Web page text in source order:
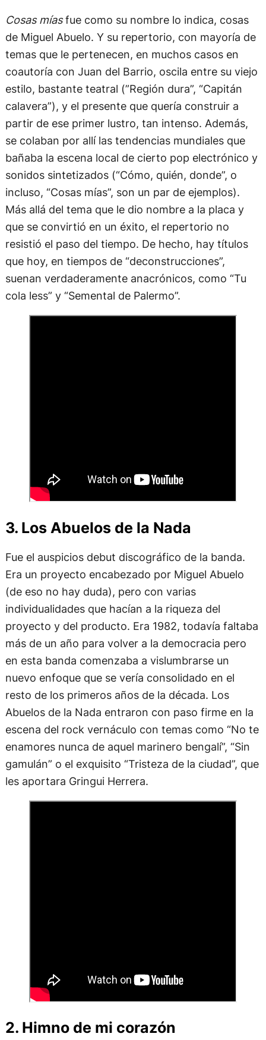
Cosas míasfue como su nombre lo indica, cosas
de Miguel Abuelo. Y su repertorio, con mayoría de
temas que le pertenecen, en muchos casos en
coautoría con Juan del Barrio, oscila entre su viejo
estilo, bastante teatral (”Región dura”, “Capitán
calavera”), y el presente que quería construir a
partir de ese primer lustro, tan intenso. Además,
se colaban por allí las tendencias mundiales que
bañaba la escena local de cierto pop electrónico y
sonidos sintetizados (“Cómo, quién, donde”, o
incluso, “Cosas mías”, son un par de ejemplos).
Más allá del tema que le dio nombre a la placa y
que se convirtió en un éxito, el repertorio no
resistió el paso del tiempo. De hecho, hay títulos
que hoy, en tiempos de “deconstrucciones”,
suenan verdaderamente anacrónicos, como “Tu
cola less” y “Semental de Palermo”.
3. Los Abuelos de la Nada
Fue el auspicios debut discográfico de la banda.
Era un proyecto encabezado por Miguel Abuelo
(de eso no hay duda), pero con varias
individualidades que hacían a la riqueza del
proyecto y del producto. Era 1982, todavía faltaba
más de un año para volver a la democracia pero
en esta banda comenzaba a vislumbrarse un
nuevo enfoque que se vería consolidado en el
resto de los primeros años de la década. Los
Abuelos de la Nada entraron con paso firme en la
escena del rock vernáculo con temas como “No te
enamores nunca de aquel marinero bengalí”, “Sin
gamulán” o el exquisito “Tristeza de la ciudad”, que
les aportara Gringui Herrera.
2. Himno de mi corazón